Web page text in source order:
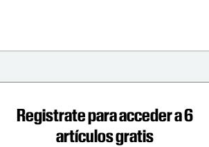
Registrate para acceder a 6
artículos gratis